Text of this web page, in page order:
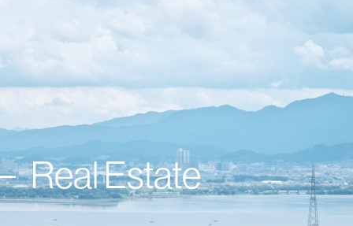
Real Estate
分譲情報